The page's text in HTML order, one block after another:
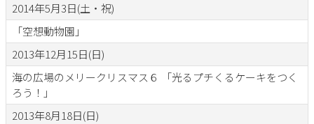
2014年5月3日(土・祝)
「空想動物園」
2013年12月15日(日)
海の広場のメリークリスマス６ 「光るプチくるケーキをつく
ろう！」
2013年8月18日(日)